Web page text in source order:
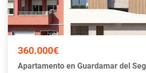
360.000€
Apartamento en Guardamar del